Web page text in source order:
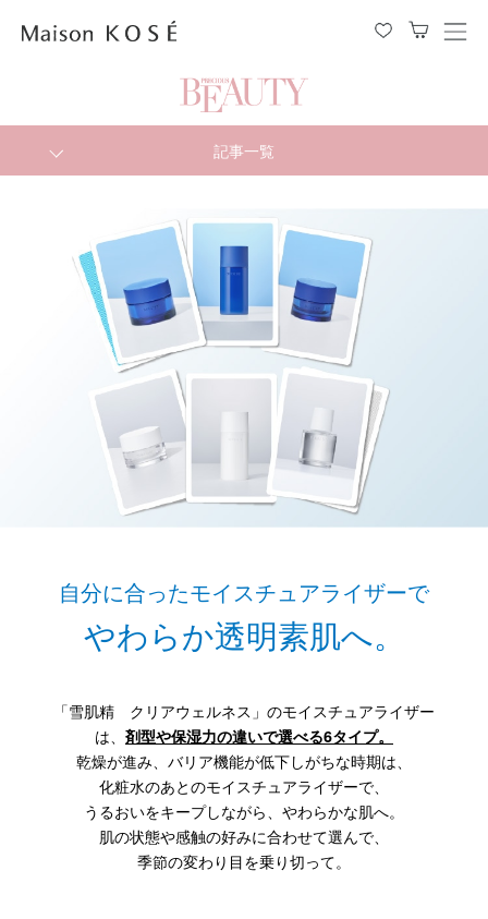
メ
開
る
記事一覧
自分に合ったモイスチュアライザーで
やわらか透明素肌へ。
「雪肌精 クリアウェルネス」のモイスチュアライザー
は、 剤型や保湿力の違いで選べる6タイプ。
乾燥が進み、バリア機能が低下しがちな時期は、
化粧水のあとのモイスチュアライザーで、
うるおいをキープしながら、やわらかな肌へ。
肌の状態や感触の好みに合わせて選んで、
季節の変わり目を乗り切って。